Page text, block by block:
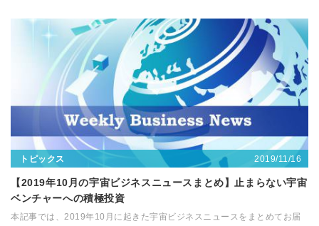
トピックス 2019/11/16
【2019年10月の宇宙ビジネスニュースまとめ】止まらない宇宙
ベンチャーへの積極投資
本記事では、2019年10月に起きた宇宙ビジネスニュースをまとめてお届